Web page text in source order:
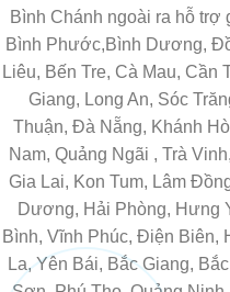
Bình Chánh ngoài ra hỗ trợ
Bình Phước,Bình Dương,
Liêu, Bến Tre, Cà Mau,
Giang, Long An, Sóc
Thuận, Đà Nẵng, Khánh
Nam, Quảng Ngãi , Trà
Gia Lai, Kon Tum, Lâm
Dương, Hải Phòng, Hưng
Bình, Vĩnh Phúc, Điện Biên,
La, Yên Bái, Bắc Giang,